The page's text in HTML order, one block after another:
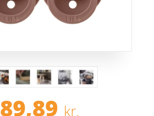
Den
89,89 kr.